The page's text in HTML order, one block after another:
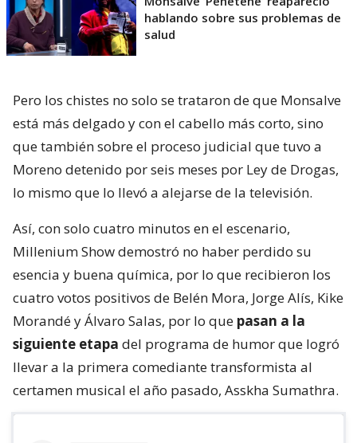
hablando sobre sus problemas de
salud
Pero los chistes no solo se trataron de que Monsalve
está más delgado y con el cabello más corto, sino
que también sobre el proceso judicial que tuvo a
Moreno detenido por seis meses por Ley de Drogas,
lo mismo que lo llevó a alejarse de la televisión.
Así, con solo cuatro minutos en el escenario,
Millenium Show demostró no haber perdido su
esencia y buena química, por lo que recibieron los
cuatro votos positivos de Belén Mora, Jorge Alís, Kike
Morandé y Álvaro Salas, por lo que pasan a la
siguiente etapa del programa de humor que logró
llevar a la primera comediante transformista al
certamen musical el año pasado, Asskha Sumathra.